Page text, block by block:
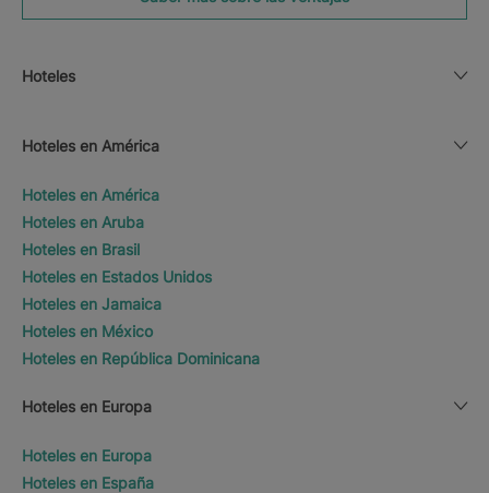
Hoteles
Hoteles en América
Hoteles en América
Hoteles en Aruba
Hoteles en Brasil
Hoteles en Estados Unidos
Hoteles en Jamaica
Hoteles en México
Hoteles en República Dominicana
Hoteles en Europa
Hoteles en Europa
Hoteles en España